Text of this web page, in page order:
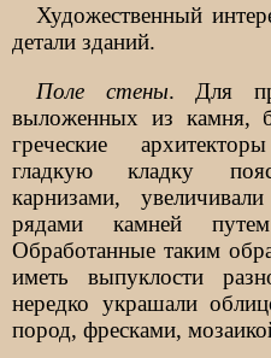
Художественный
детали зданий.
Поле стены. Для
выложенных из камня,
греческие
гладкую кладку
карнизами,
рядами камней
Обработанные таким
иметь выпуклости
нередко украшали
пород, фресками,